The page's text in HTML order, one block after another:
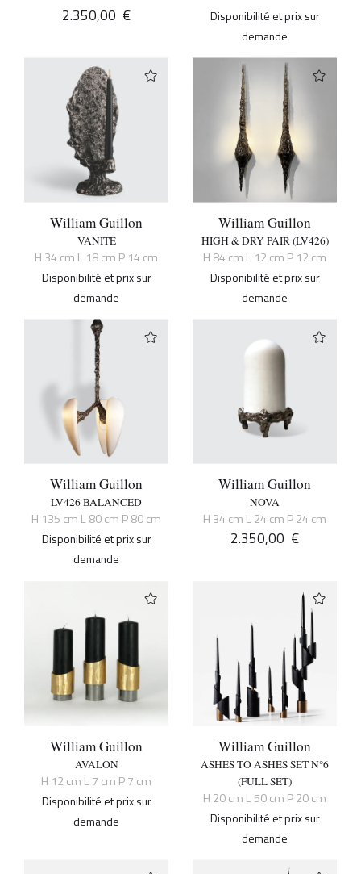
2.350,00 €
Disponibilité et prix sur
demande
William Guillon
VANITE
H 34 cm L 18 cm P 14 cm
Disponibilité et prix sur
demande
William Guillon
HIGH & DRY PAIR (LV426)
H 84 cm L 12 cm P 12 cm
Disponibilité et prix sur
demande
William Guillon
LV426 BALANCED
H 135 cm L 80 cm P 80 cm
Disponibilité et prix sur
demande
William Guillon
NOVA
H 34 cm L 24 cm P 24 cm
2.350,00 €
William Guillon
AVALON
H 12 cm L 7 cm P 7 cm
Disponibilité et prix sur
demande
William Guillon
ASHES TO ASHES SET N°6
(FULL SET)
H 20 cm L 50 cm P 20 cm
Disponibilité et prix sur
demande